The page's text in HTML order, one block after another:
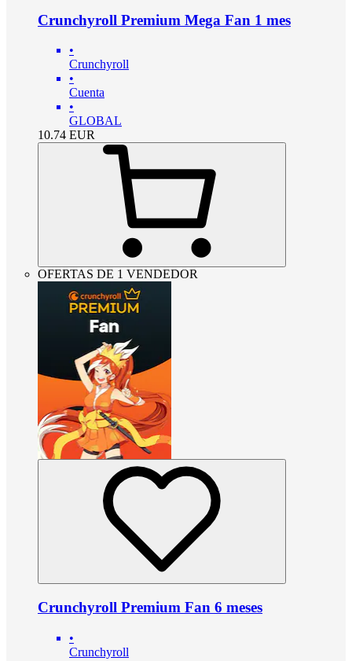
Crunchyroll Premium Mega Fan 1 mes
•
Crunchyroll
•
Cuenta
•
GLOBAL
10.74 EUR
OFERTAS DE 1 VENDEDOR
Crunchyroll Premium Fan 6 meses
•
Crunchyroll